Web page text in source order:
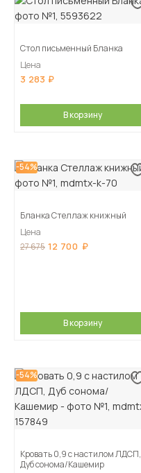
Стол письменный Бланка
Цена
3 283
В корзину
-54%
Бланка Стеллаж книжный
Цена
27 675 12 700
В корзину
-54%
Кровать 0,9 с настилом ЛДСП,
Дуб сонома/Кашемир